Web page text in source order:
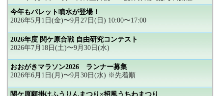
今年もパレット噴水が登場！
2026年5月1日(金)〜9月27日(日) 10:00〜17:00
2026年度 関ケ原合戦 自由研究コンテスト
2026年7月18日(土)〜9月30日(水)
おおがきマラソン2026 ランナー募集
2026年6月1日(月)〜9月30日(水) ※先着順
関ケ原願掛けふうりんまつり×招風うちわまつり